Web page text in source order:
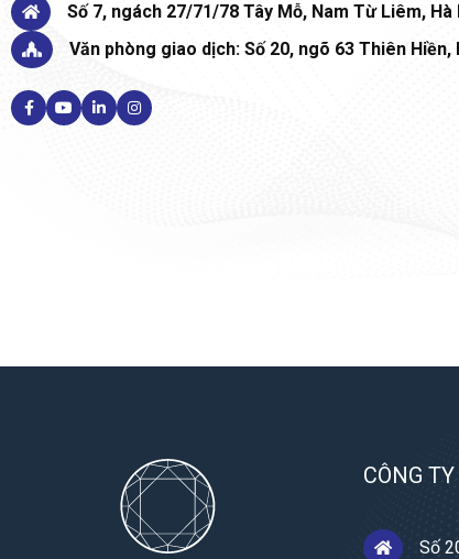
Tham Gia Khai Vấn Hướng Nghiệp: Cuối
gian để các em tương tác với các chuyên gia,
mình trong tương lai.
Số 7, ngách 27/71/78 Tây Mỗ, Nam Từ Liêm, Hà
Văn phòng giao dịch: Số 20, ngõ 63 Thiên Hiền,
CÔNG
Số